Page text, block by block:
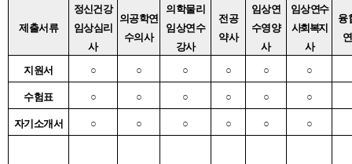
제출서류
정신건강
임상심리
사
의공학연
수의사
의학물리
임상연수
강사
전공
약사
임상연
수영양
사
임상연수
사회 복지
사
융
지원서 ○ ○ ○ ○ ○ ○
수험표 ○ ○ ○ ○ ○ ○
자기소개서 ○ ○ ○ ○ ○ ○